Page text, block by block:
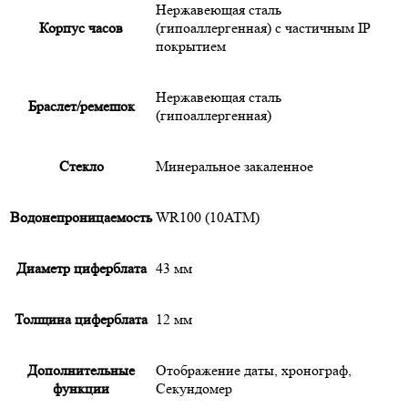
Корпус часов
Нержавеющая сталь
(гипоаллергенная) с частичным IP
покрытием
Браслет/ремешок
Нержавеющая сталь
(гипоаллергенная)
Cтекло Минеральное закаленное
Водонепроницаемость WR100 (10ATM)
Диаметр циферблата 43 мм
Толщина циферблата 12 мм
Дополнительные
функции
Отображение даты, хронограф,
Секундомер